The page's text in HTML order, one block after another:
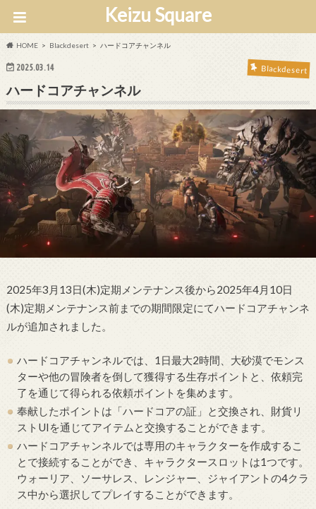
Keizu Square
HOME Blackdesert ハードコアチャンネル
2025.03.14 Blackdesert
ハードコアチャンネル
2025年3月13日(木)定期メンテナンス後から2025年4月10日
(木)定期メンテナンス前までの期間限定にてハードコアチャンネ
ルが追加されました。
ハードコアチャンネルでは、1日最大2時間、大砂漠でモンス
ターや他の冒険者を倒して獲得する生存ポイントと、依頼完
了を通じて得られる依頼ポイントを集めます。
奉献したポイントは「ハードコアの証」と交換され、財貨リ
ストUIを通じてアイテムと交換することができます。
ハードコアチャンネルでは専用のキャラクターを作成するこ
とで接続することができ、キャラクタースロットは1つです。
ウォーリア、ソーサレス、レンジャー、ジャイアントの4クラ
ス中から選択してプレイすることができます。